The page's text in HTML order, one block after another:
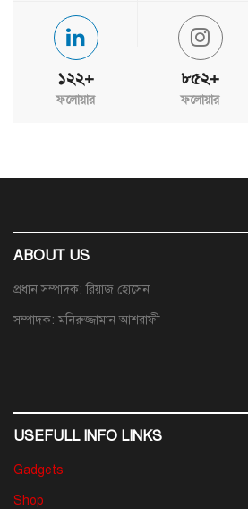
১২২+
ফলোয়ার
৮৫২+
ফলোয়ার
ABOUT US
প্রধান সম্পাদক: রিয়াজ হোসেন
সম্পাদক: মনিরুজ্জামান আশরাফী
USEFULL INFO LINKS
Gadgets
Shop